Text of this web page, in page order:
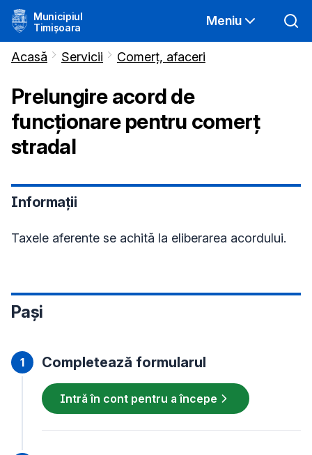
Municipiul
Timișoara
Meniu
Acasă Servicii Comerț, afaceri
Prelungire acord de
funcționare pentru comerț
stradal
Informații
Taxele aferente se achită la eliberarea acordului.
Pași
Completează formularul
Intră în cont pentru a începe